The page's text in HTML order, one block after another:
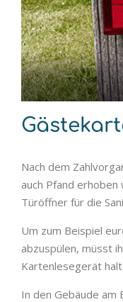
Nach dem
auch Pfand
Türöffner für die
Um zum Beispiel
abzuspülen, müsst
Kartenlesegerät
In den Gebäude am